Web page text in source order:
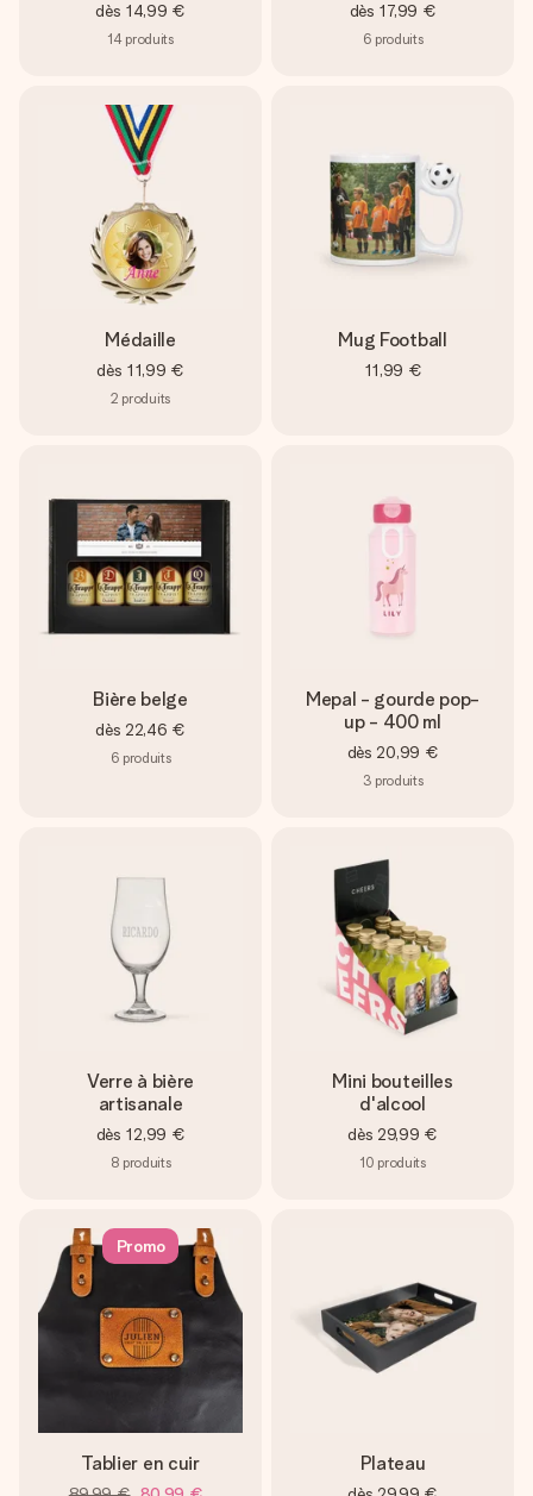
dès 14,99 €
14 produits
dès 17,99 €
6 produits
Médaille
dès 11,99 €
2 produits
Mug Football
11,99 €
Bière belge
dès 22,46 €
6 produits
Mepal - gourde pop-
up - 400 ml
dès 20,99 €
3 produits
Verre à bière
artisanale
dès 12,99 €
8 produits
Mini bouteilles
d'alcool
dès 29,99 €
10 produits
Promo
Tablier en cuir Plateau